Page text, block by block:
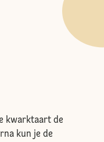
kwarktaart de
kun je de